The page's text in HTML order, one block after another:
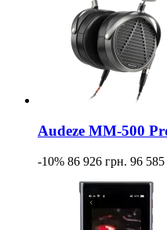
Audeze MM-500
-10% 86 926 грн. 96 585